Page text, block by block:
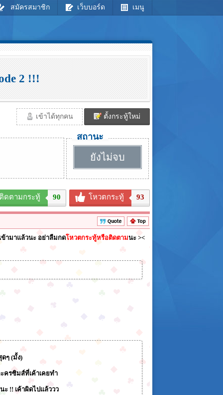
สมัครสมาชิก เว็บบอร์ด เมนู
2 !!!
เข้าได้ทุกคน ตั้งกระทู้ใหม่
สถานะ
ยังไม่จบ
ดตามกระทู้ 90 โหวตกระทู้ 93
ข้ามาแล้วนะ อย่าลืมกดโหวตกระทู้หรือติดตามนะ ><
ๆ (มั้ง)
ครซิมส์ที่เค้าเคยทำ
ะ !! เค้าผิดไปแล้ววว